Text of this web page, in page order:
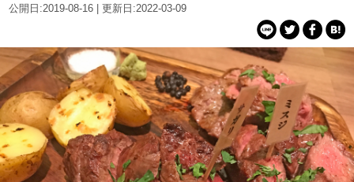
公開日:2019-08-16 | 更新日:2022-03-09